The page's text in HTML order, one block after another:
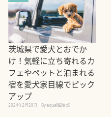
茨城県で愛犬とおでか
け！気軽に立ち寄れるカ
フェやペットと泊まれる
宿を愛犬家目線でピック
アップ
2024年2月20日 By equall編集部